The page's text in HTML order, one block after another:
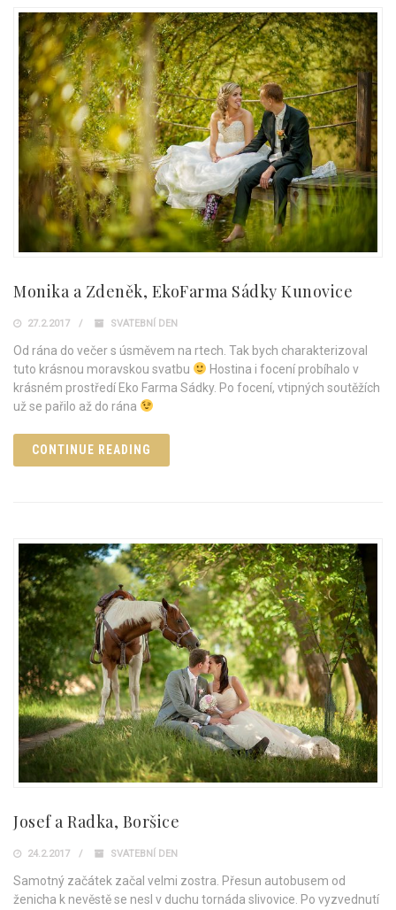
Monika a Zdeněk, EkoFarma Sádky Kunovice
27.2.2017 SVATEBNÍ DEN
Od rána do večer s úsměvem na rtech. Tak bych charakterizoval
tuto krásnou moravskou svatbu
Hostina i focení probíhalo v
krásném prostředí Eko Farma Sádky. Po focení, vtipných soutěžích
už se pařilo až do rána
CONTINUE READING
Josef a Radka, Boršice
24.2.2017 SVATEBNÍ DEN
Samotný začátek začal velmi zostra. Přesun autobusem od
ženicha k nevěstě se nesl v duchu tornáda slivovice. Po vyzvednutí